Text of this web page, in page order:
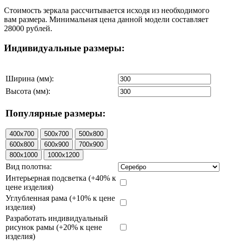
Стоимость зеркала рассчитывается исходя из необходимого
вам размера. Минимальная цена данной модели составляет
28000 рублей.
Индивидуальные размеры:
Ширина (мм):
Высота (мм):
Популярные размеры:
Вид полотна:
Интерьерная подсветка (+40% к
цене изделия)
Углубленная рама (+10% к цене
изделия)
Разработать индивидуальный
рисунок рамы (+20% к цене
изделия)